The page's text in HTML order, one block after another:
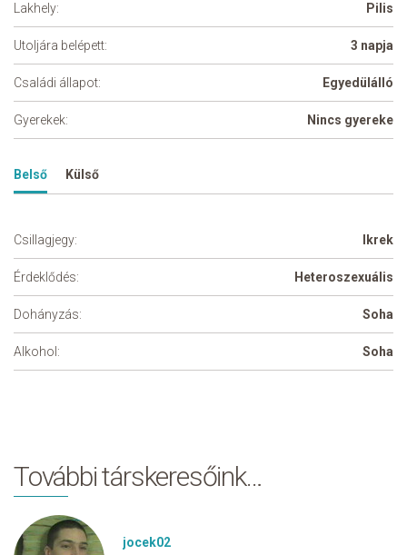
Lakhely: Pilis
Utoljára belépett: 3 napja
Családi állapot: Egyedülálló
Gyerekek: Nincs gyereke
Belső Külső
Csillagjegy: Ikrek
Érdeklődés: Heteroszexuális
Dohányzás: Soha
Alkohol: Soha
További társkeresőink…
jocek02